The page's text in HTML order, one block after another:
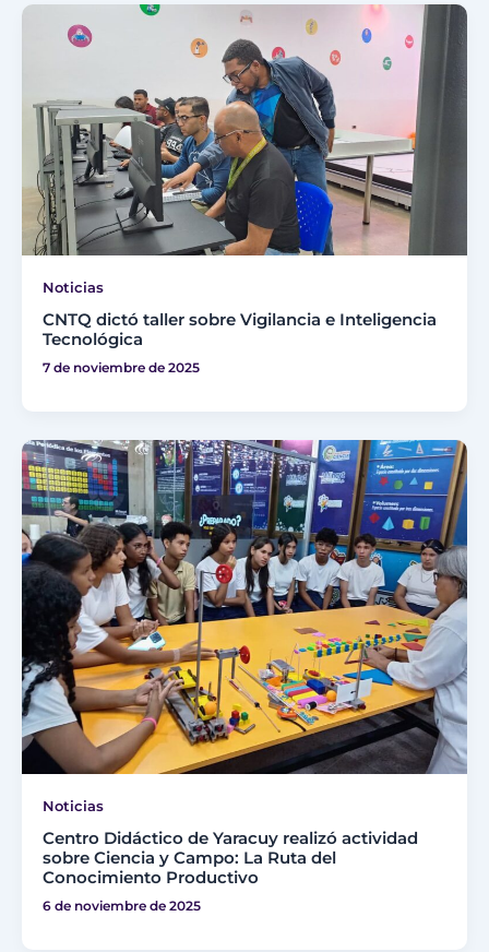
Noticias
CNTQ dictó taller sobre Vigilancia e Inteligencia
Tecnológica
7 de noviembre de 2025
Noticias
Centro Didáctico de Yaracuy realizó actividad
sobre Ciencia y Campo: La Ruta del
Conocimiento Productivo
6 de noviembre de 2025